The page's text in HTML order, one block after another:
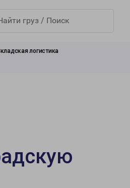
логистика